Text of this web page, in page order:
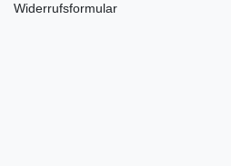
Widerrufsformular